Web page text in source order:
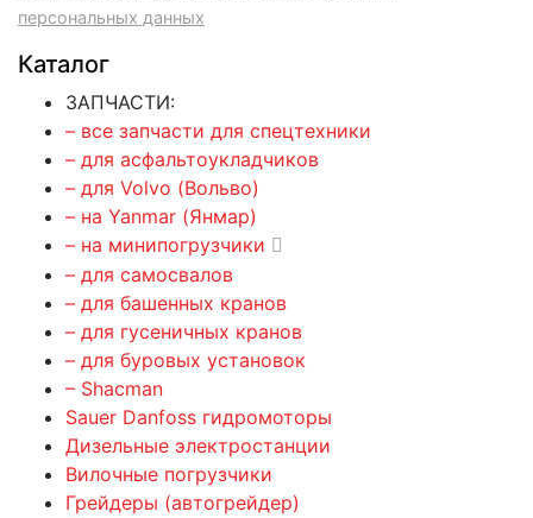
персональных данных
Каталог
ЗАПЧАСТИ:
– все запчасти для спецтехники
– для асфальтоукладчиков
– для Volvo (Вольво)
– на Yanmar (Янмар)
– на минипогрузчики
– для самосвалов
– для башенных кранов
– для гусеничных кранов
– для буровых установок
– Shacman
Sauer Danfoss гидромоторы
Дизельные электростанции
Вилочные погрузчики
Грейдеры (автогрейдер)